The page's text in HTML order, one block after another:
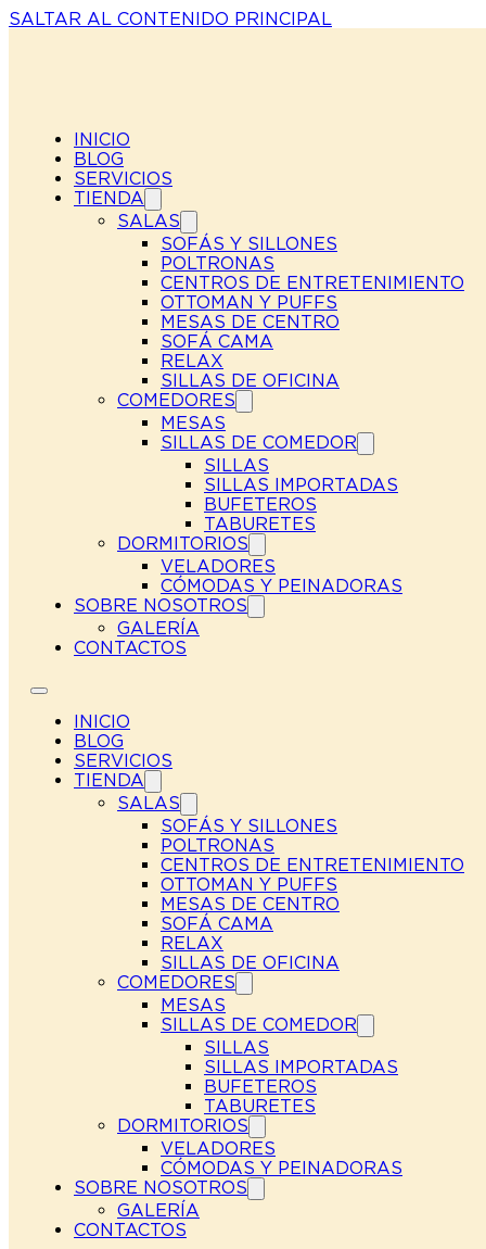
SALTAR AL CONTENIDO PRINCIPAL
INICIO
BLOG
SERVICIOS
TIENDA
SALAS
SOFÁS Y SILLONES
POLTRONAS
CENTROS DE ENTRETENIMIENTO
OTTOMAN Y PUFFS
MESAS DE CENTRO
SOFÁ CAMA
RELAX
SILLAS DE OFICINA
COMEDORES
MESAS
SILLAS DE COMEDOR
SILLAS
SILLAS IMPORTADAS
BUFETEROS
TABURETES
DORMITORIOS
VELADORES
CÓMODAS Y PEINADORAS
SOBRE NOSOTROS
GALERÍA
CONTACTOS
INICIO
BLOG
SERVICIOS
TIENDA
SALAS
SOFÁS Y SILLONES
POLTRONAS
CENTROS DE ENTRETENIMIENTO
OTTOMAN Y PUFFS
MESAS DE CENTRO
SOFÁ CAMA
RELAX
SILLAS DE OFICINA
COMEDORES
MESAS
SILLAS DE COMEDOR
SILLAS
SILLAS IMPORTADAS
BUFETEROS
TABURETES
DORMITORIOS
VELADORES
CÓMODAS Y PEINADORAS
SOBRE NOSOTROS
GALERÍA
CONTACTOS